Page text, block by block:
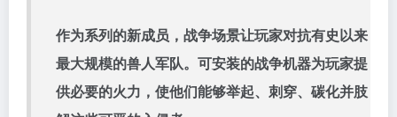
作为系列的新成员，战争场景让玩家对抗有史以来
最大规模的兽人军队。可安装的战争机器为玩家提
供必要的火力，使他们能够举起、刺穿、碳化并肢